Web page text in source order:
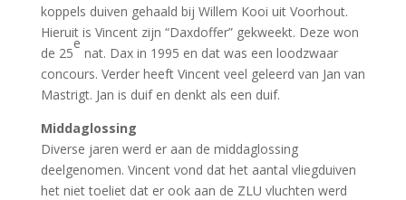
koppels duiven gehaald bij Willem Kooi uit Voorhout.
Hieruit is Vincent zijn “Daxdoffer” gekweekt. Deze won
de 25
e
nat. Dax in 1995 en dat was een loodzwaar
concours. Verder heeft Vincent veel geleerd van Jan van
Mastrigt. Jan is duif en denkt als een duif.
Middaglossing
Diverse jaren werd er aan de middaglossing
deelgenomen. Vincent vond dat het aantal vliegduiven
het niet toeliet dat er ook aan de ZLU vluchten werd